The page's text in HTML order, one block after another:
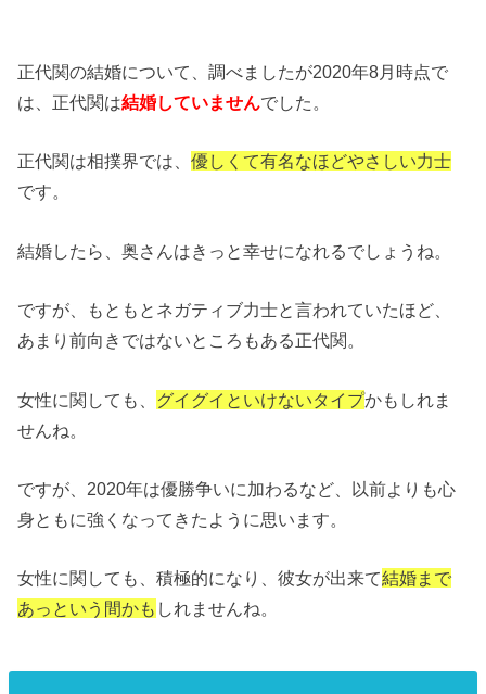
正代関の結婚について、調べましたが2020年8月時点で
は、正代関は結婚していませんでした。
正代関は相撲界では、優しくて有名なほどやさしい力士
です。
結婚したら、奥さんはきっと幸せになれるでしょうね。
ですが、もともとネガティブ力士と言われていたほど、
あまり前向きではないところもある正代関。
女性に関しても、 グイグイといけないタイプかもしれま
せんね。
ですが、2020年は優勝争いに加わるなど、以前よりも心
身ともに強くなってきたように思います。
女性に関しても、積極的になり、彼女が出来て結婚まで
あっという間かも しれませんね。